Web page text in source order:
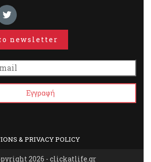
newsletter
& PRIVACY POLICY
2026 - clickatlife.gr